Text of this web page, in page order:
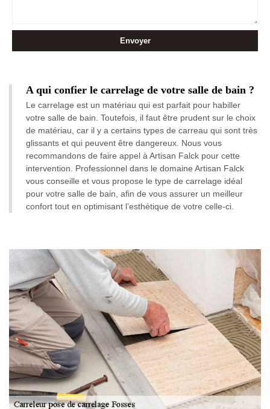
A qui confier le carrelage de votre salle de bain ?
Le carrelage est un matériau qui est parfait pour habiller
votre salle de bain. Toutefois, il faut être prudent sur le choix
de matériau, car il y a certains types de carreau qui sont très
glissants et qui peuvent être dangereux. Nous vous
recommandons de faire appel à Artisan Falck pour cette
intervention. Professionnel dans le domaine Artisan Falck
vous conseille et vous propose le type de carrelage idéal
pour votre salle de bain, afin de vous assurer un meilleur
confort tout en optimisant l’esthétique de votre celle-ci.